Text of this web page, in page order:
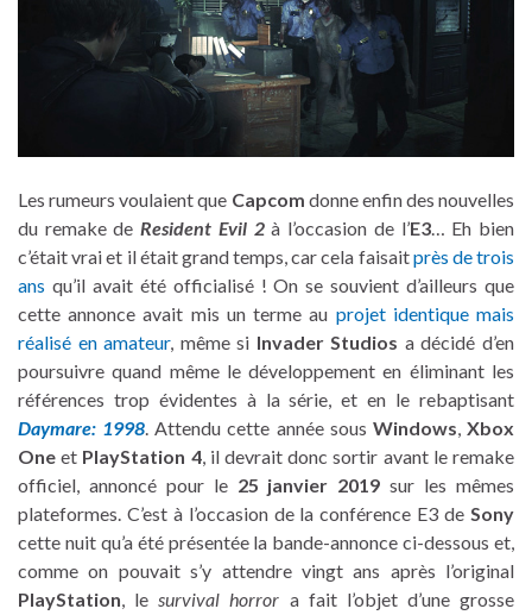
Les rumeurs voulaient que Capcom donne enfin des nouvelles
du remake deResident Evil 2à l’occasion de l’E3… Eh bien
c’était vrai et il était grand temps, car cela faisaitprès de trois
ans qu’il avait été officialisé ! On se souvient d’ailleurs que
cette annonce avait mis un terme au projet identique mais
réalisé en amateur, même si Invader Studios a décidé d’en
poursuivre quand même le développement en éliminant les
références trop évidentes à la série, et en le rebaptisant
Daymare: 1998. Attendu cette année sous Windows,Xbox
One et PlayStation 4, il devrait donc sortir avant le remake
officiel, annoncé pour le 25 janvier 2019 sur les mêmes
plateformes. C’est à l’occasion de la conférence E3 de Sony
cette nuit qu’a été présentée la bande-annonce ci-dessous et,
comme on pouvait s’y attendre vingt ans après l’original
PlayStation, lesurvival horror a fait l’objet d’une grosse